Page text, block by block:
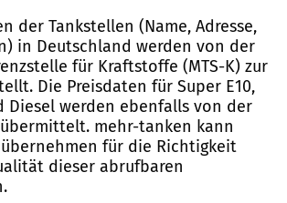
der Tankstellen (Name, Adresse,
in Deutschland werden von der
für Kraftstoffe (MTS-K) zur
Die Preisdaten für Super E10,
Diesel werden ebenfalls von der
übermittelt. mehr-tanken kann
übernehmen für die Richtigkeit
dieser abrufbaren